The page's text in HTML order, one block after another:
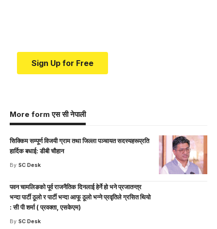
Sign Up for Free
More form एस सी नेपाली
सिक्किम सम्पूर्ण विजयी ग्राम तथा जिल्ला पञ्चायत सदस्यहरूप्रति
हार्दिक बधाई: डीबी चौहान
By SC Desk
पवन चामलिङको पूर्व राजनैतिक दिनलाई हेर्ने हो भने प्रजातन्त्र
भन्दा पार्टी ठूलो र पार्टी भन्दा आफू ठूलो भन्ने प्रवृतिले ग्रसित थियो
: सी पी शर्मा ( प्रवक्ता, एसकेएम)
By SC Desk